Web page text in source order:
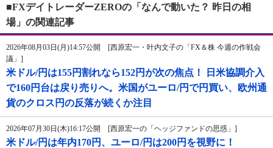
■FXデイトレーダーZEROの「なんで動いた？ 昨日の相
場」の関連記事
2026年08月03日(月)14:57公開 [西原宏一・叶内文子の「FX＆株 今週の作戦会
議」]
米ドル/円は155円割れなら152円が次の焦点！ 日米協調介入
で160円台は戻り売りへ。米国がユーロ/円で円買い、欧州通
貨のクロス円の反落が続くか注目
2026年07月30日(木)16:17公開 [西原宏一の「ヘッジファンドの思惑」]
米ドル/円は年内170円、ユーロ/円は200円を視野に！